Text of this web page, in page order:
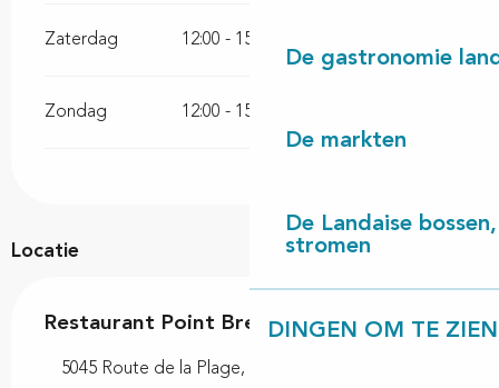
De gastronomie
De markten
De Landaise
stromen
DINGEN OM TE
Zaterdag 12:00 - 15:00
Zondag 12:00 - 15:00
Locatie
Restaurant Point Break
5045 Route de la Plage, 40560 Vielle-Saint-Girons